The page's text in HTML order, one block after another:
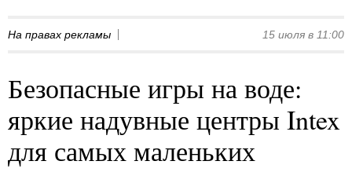
На правах рекламы 15 июля в 11:00
Безопасные игры на воде:
яркие надувные центры Intex
для самых маленьких